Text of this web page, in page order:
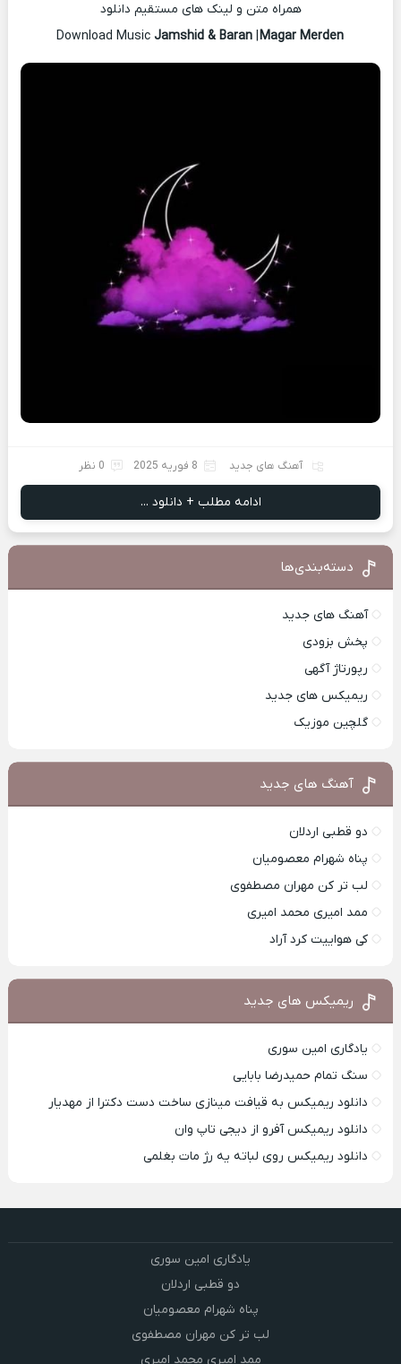
همراه متن و لینک های مستقیم دانلود
Jamshid & Baran |Magar Merden
آهنگ های جدید 8 فوریه 2025 0 نظر
ادامه مطلب + دانلود ...
دسته‌بندی‌ها
آهنگ های جدید
پخش بزودی
رپورتاژ آگهی
ریمیکس های جدید
گلچین موزیک
آهنگ های جدید
دو قطبی اردلان
پناه شهرام معصومیان
لب تر کن مهران مصطفوی
ممد امیری محمد امیری
کی هواییت کرد آراد
ریمیکس های جدید
یادگاری امین سوری
سنگ تمام حمیدرضا بابایی
دانلود ریمیکس به قیافت مینازی ساخت دست دکترا از مهدیار
دانلود ریمیکس آفرو از ديجی تاپ وان
دانلود ریمیکس روی لباته یه رژ مات بغلمی
یادگاری امین سوری
دو قطبی اردلان
پناه شهرام معصومیان
لب تر کن مهران مصطفوی
ممد امیری محمد امیری